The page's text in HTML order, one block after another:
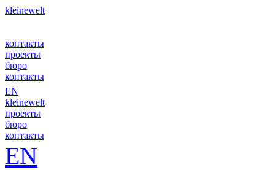
kleinewelt
контакты
проекты
бюро
контакты
EN
kleinewelt
проекты
бюро
контакты
EN